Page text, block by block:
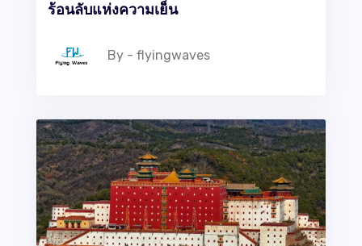
ร้อนลับแห่งความเย็น
By - flyingwaves